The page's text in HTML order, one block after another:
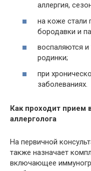
аллергия,
на коже стали
бородавки и
воспаляются и
родинки;
при
заболеваниях.
Как проходит прием
аллерголога
На первичной
также назначает
включающее